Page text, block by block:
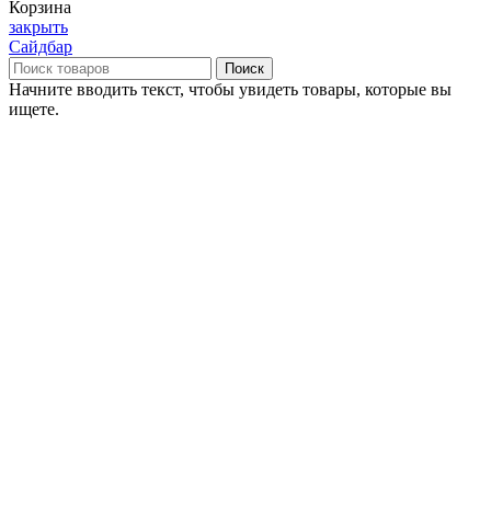
Корзина
закрыть
Сайдбар
Поиск
Начните вводить текст, чтобы увидеть товары, которые вы
ищете.